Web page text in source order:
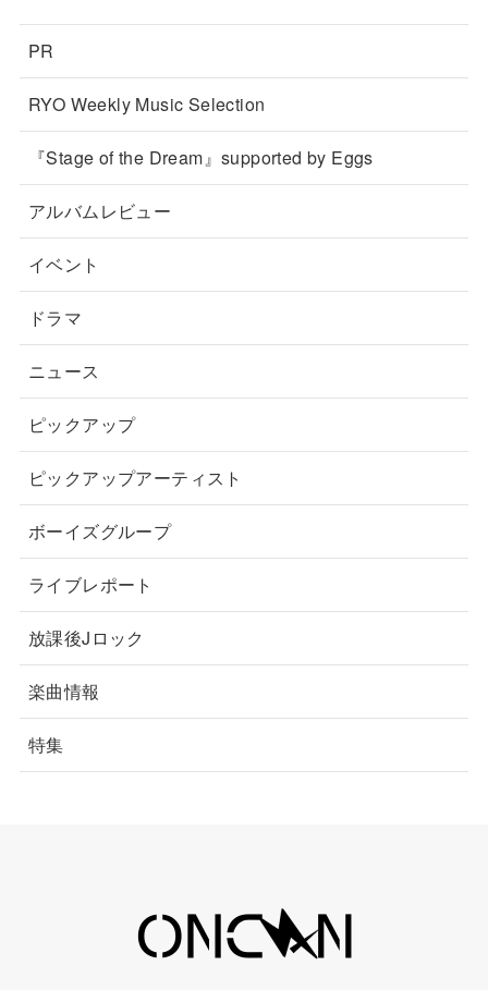
PR
RYO Weekly Music Selection
『Stage of the Dream』supported by Eggs
アルバムレビュー
イベント
ドラマ
ニュース
ピックアップ
ピックアップアーティスト
ボーイズグループ
ライブレポート
放課後Jロック
楽曲情報
特集